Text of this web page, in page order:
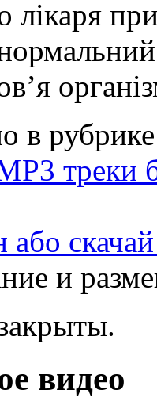
лікаря
в
треки
и
видео